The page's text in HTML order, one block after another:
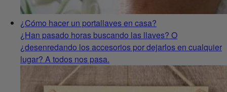
¿Cómo hacer un portallaves en casa?
¿Han pasado horas buscando las llaves? O
¿desenredando los accesorios por dejarlos en cualquier
lugar? A todos nos pasa.